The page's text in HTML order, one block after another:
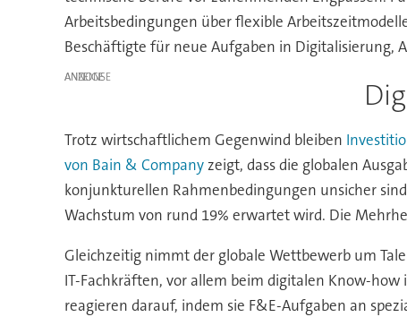
Arbeitsbedingungen über flexible
Beschäftigte für neue Aufgaben in Digitalisierung,
ANZEIGE
Trotz wirtschaftlichem Gegenwind bleiben
von Bain & Companyzeigt, dass die globalen
konjunkturellen Rahmenbedingungen unsicher
Wachstum von rund 19% erwartet wird. Die
Gleichzeitig nimmt der globale Wettbewerb um
IT-Fachkräften, vor allem beim digitalen Know-
reagieren darauf, indem sie F&E-Aufgaben an